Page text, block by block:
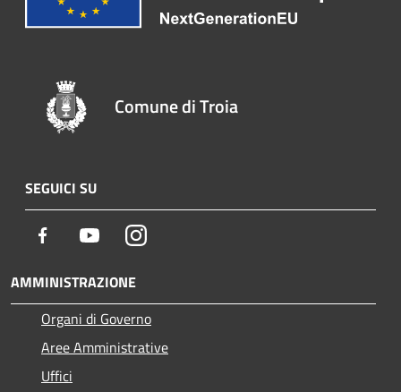
Comune di Troia
SEGUICI SU
Facebook YoutubeInstagram
AMMINISTRAZIONE
Organi di Governo
Aree Amministrative
Uffici